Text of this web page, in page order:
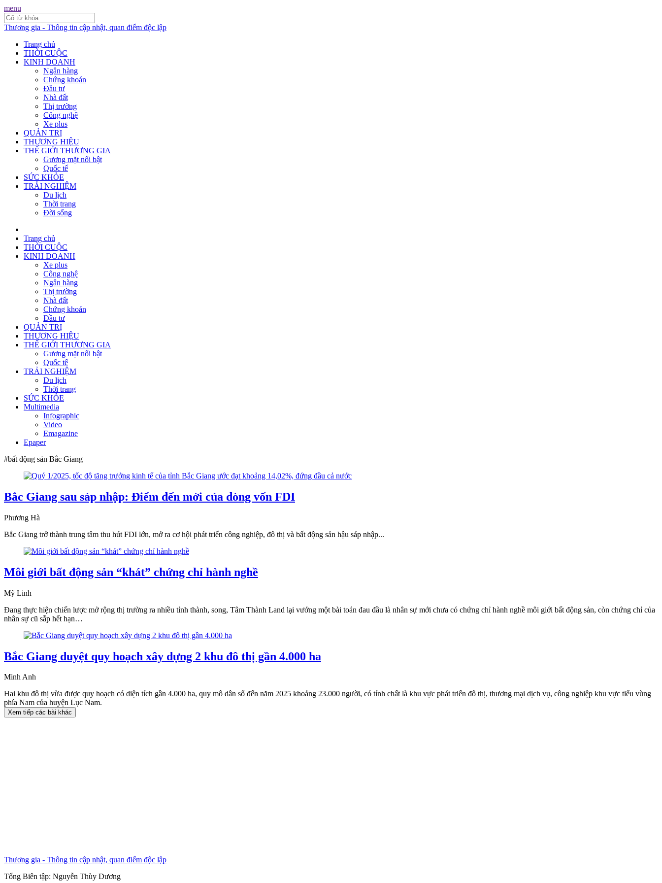
menu
Thương gia - Thông tin cập nhật, quan điểm độc lập
Trang chủ
THỜI CUỘC
KINH DOANH
Ngân hàng
Chứng khoán
Đầu tư
Nhà đất
Thị trường
Công nghệ
Xe plus
QUẢN TRỊ
THƯƠNG HIỆU
THẾ GIỚI THƯƠNG GIA
Gương mặt nổi bật
Quốc tế
SỨC KHỎE
TRẢI NGHIỆM
Du lịch
Thời trang
Đời sống
Trang chủ
THỜI CUỘC
KINH DOANH
Xe plus
Công nghệ
Ngân hàng
Thị trường
Nhà đất
Chứng khoán
Đầu tư
QUẢN TRỊ
THƯƠNG HIỆU
THẾ GIỚI THƯƠNG GIA
Gương mặt nổi bật
Quốc tế
TRẢI NGHIỆM
Du lịch
Thời trang
SỨC KHỎE
Multimedia
Infographic
Video
Emagazine
Epaper
#bất động sản Bắc Giang
Bắc Giang sau sáp nhập: Điểm đến mới của dòng vốn FDI
Phương Hà
Bắc Giang trở thành trung tâm thu hút FDI lớn, mở ra cơ hội phát triển công nghiệp, đô thị và bất động sản hậu sáp nhập...
Môi giới bất động sản “khát” chứng chỉ hành nghề
Mỹ Linh
Đang thực hiện chiến lược mở rộng thị trường ra nhiều tỉnh thành, song, Tâm Thành Land lại vướng một bài toán đau đầu là nhân sự mới chưa có chứng chỉ hành nghề môi giới bất động sản, còn chứng chỉ của
nhân sự cũ sắp hết hạn…
Bắc Giang duyệt quy hoạch xây dựng 2 khu đô thị gần 4.000 ha
Minh Anh
Hai khu đô thị vừa được quy hoạch có diện tích gần 4.000 ha, quy mô dân số đến năm 2025 khoảng 23.000 người, có tính chất là khu vực phát triển đô thị, thương mại dịch vụ, công nghiệp khu vực tiểu vùng
phía Nam của huyện Lục Nam.
Xem tiếp các bài khác
Thương gia - Thông tin cập nhật, quan điểm độc lập
Tổng Biên tập: Nguyễn Thùy Dương